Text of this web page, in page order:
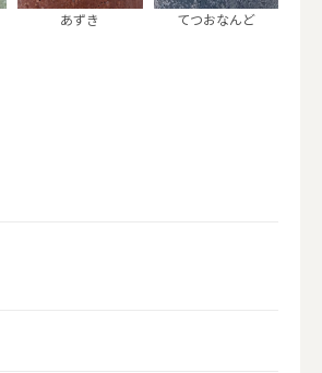
あずき てつおなんど